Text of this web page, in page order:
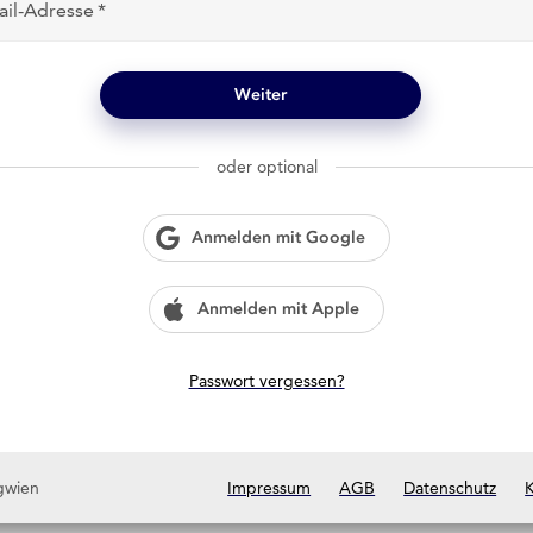
Adresse
Weiter
oder optional
Anmelden mit Google
Anmelden mit Apple
Passwort vergessen?
Impressum AGB Datenschutz